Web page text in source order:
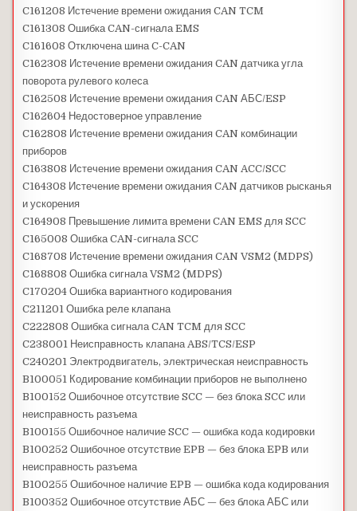
C161208 Истечение времени ожидания CAN TCM
C161308 Ошибка CAN-сигнала EMS
C161608 Отключена шина C-CAN
C162308 Истечение времени ожидания CAN датчика угла
поворота рулевого колеса
C162508 Истечение времени ожидания CAN АБС/ESP
C162604 Недостоверное управление
C162808 Истечение времени ожидания CAN комбинации
приборов
C163808 Истечение времени ожидания CAN ACC/SCC
C164308 Истечение времени ожидания CAN датчиков рысканья
и ускорения
C164908 Превышение лимита времени CAN EMS для SCC
C165008 Ошибка CAN-сигнала SCC
C168708 Истечение времени ожидания CAN VSM2 (MDPS)
C168808 Ошибка сигнала VSM2 (MDPS)
C170204 Ошибка вариантного кодирования
C211201 Ошибка реле клапана
C222808 Ошибка сигнала CAN TCM для SCC
C238001 Неисправность клапана ABS/TCS/ESP
C240201 Электродвигатель, электрическая неисправность
B100051 Кодирование комбинации приборов не выполнено
B100152 Ошибочное отсутствие SCC — без блока SCC или
неисправность разъема
B100155 Ошибочное наличие SCC — ошибка кода кодировки
B100252 Ошибочное отсутствие EPB — без блока EPB или
неисправность разъема
B100255 Ошибочное наличие EPB — ошибка кода кодирования
B100352 Ошибочное отсутствие АБС — без блока АБС или